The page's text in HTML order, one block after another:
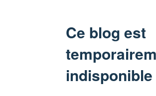
Ce blog est
indisponible